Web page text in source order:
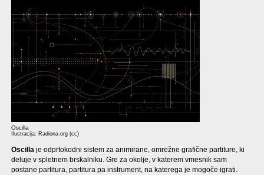
Oscilla
Ilustracija: Radiona.org (cc)
Oscillaje odprtokodni sistem za animirane, omrežne grafične partiture, ki
deluje v spletnem brskalniku. Gre za okolje, v katerem vmesnik sam
postane partitura, partitura pa instrument, na katerega je mogoče igrati.